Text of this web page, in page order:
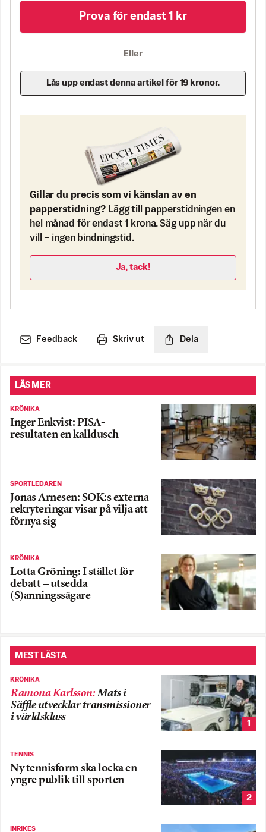
Prova för endast 1 kr
Eller
Lås upp endast denna artikel för 19 kronor.
Gillar du precis som vi känslan av en
papperstidning? Lägg till papperstidningen en
hel månad för endast 1 krona. Säg upp när du
vill – ingen bindningstid.
Ja, tack!
Feedback Skriv ut Dela
LÄS MER
KRÖNIKA
Inger Enkvist: PISA-
resultaten en kalldusch
SPORTLEDAREN
Jonas Arnesen: SOK:s externa
rekryteringar visar på vilja att
förnya sig
KRÖNIKA
Lotta Gröning: I stället för
debatt – utsedda
(S)anningssägare
MEST LÄSTA
KRÖNIKA
Ramona Karlsson:Mats i
Säffle utvecklar transmissioner
i världsklass
1
TENNIS
Ny tennisform ska locka en
yngre publik till sporten
2
INRIKES